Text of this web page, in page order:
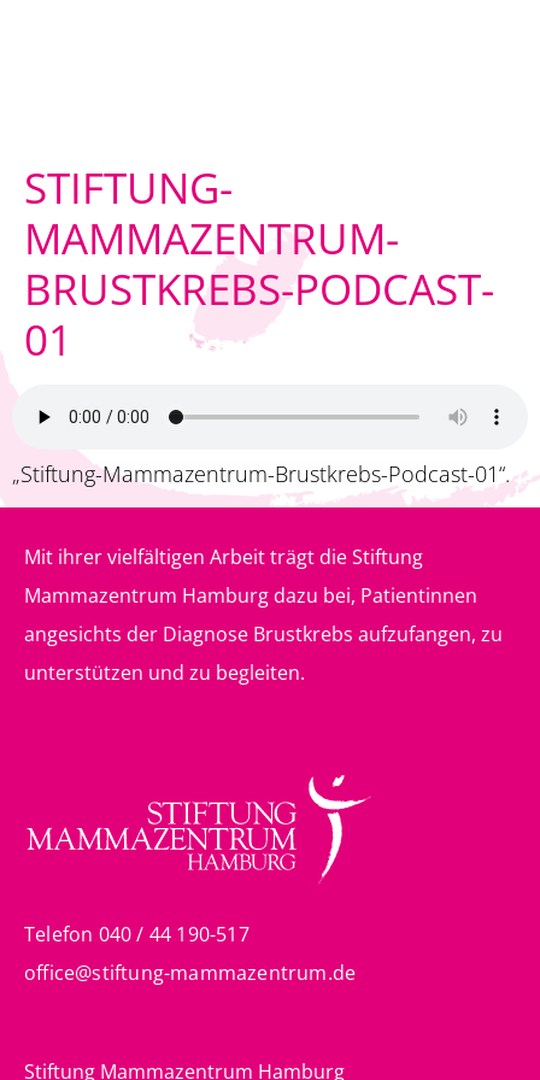
STIFTUNG-
MAMMAZENTRUM-
BRUSTKREBS-PODCAST-
01
„Stiftung-Mammazentrum-Brustkrebs-Podcast-01“.
Mit ihrer vielfältigen Arbeit trägt die Stiftung
Mammazentrum Hamburg dazu bei, Patientinnen
angesichts der Diagnose Brustkrebs aufzufangen, zu
unterstützen und zu begleiten.
Telefon 040 / 44 190-517
office@stiftung-mammazentrum.de
Stiftung Mammazentrum Hamburg